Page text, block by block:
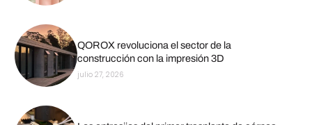
QOROX revoluciona el sector de la
construcción con la impresión 3D
julio 27, 2026